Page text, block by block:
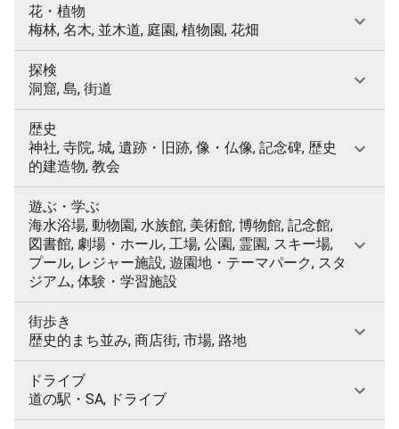
花・植物
梅林, 名木, 並木道, 庭園, 植物園, 花畑
探検
洞窟, 島, 街道
歴史
神社, 寺院, 城, 遺跡・旧跡, 像・仏像, 記念碑, 歴史
的建造物, 教会
遊ぶ・学ぶ
海水浴場, 動物園, 水族館, 美術館, 博物館, 記念館,
図書館, 劇場・ホール, 工場, 公園, 霊園, スキー場,
プール, レジャー施設, 遊園地・テーマパーク, スタ
ジアム, 体験・学習施設
街歩き
歴史的まち並み, 商店街, 市場, 路地
ドライブ
道の駅・SA, ドライブ